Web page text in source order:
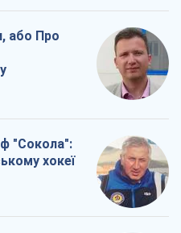
або Про
"Сокола":
хокеї